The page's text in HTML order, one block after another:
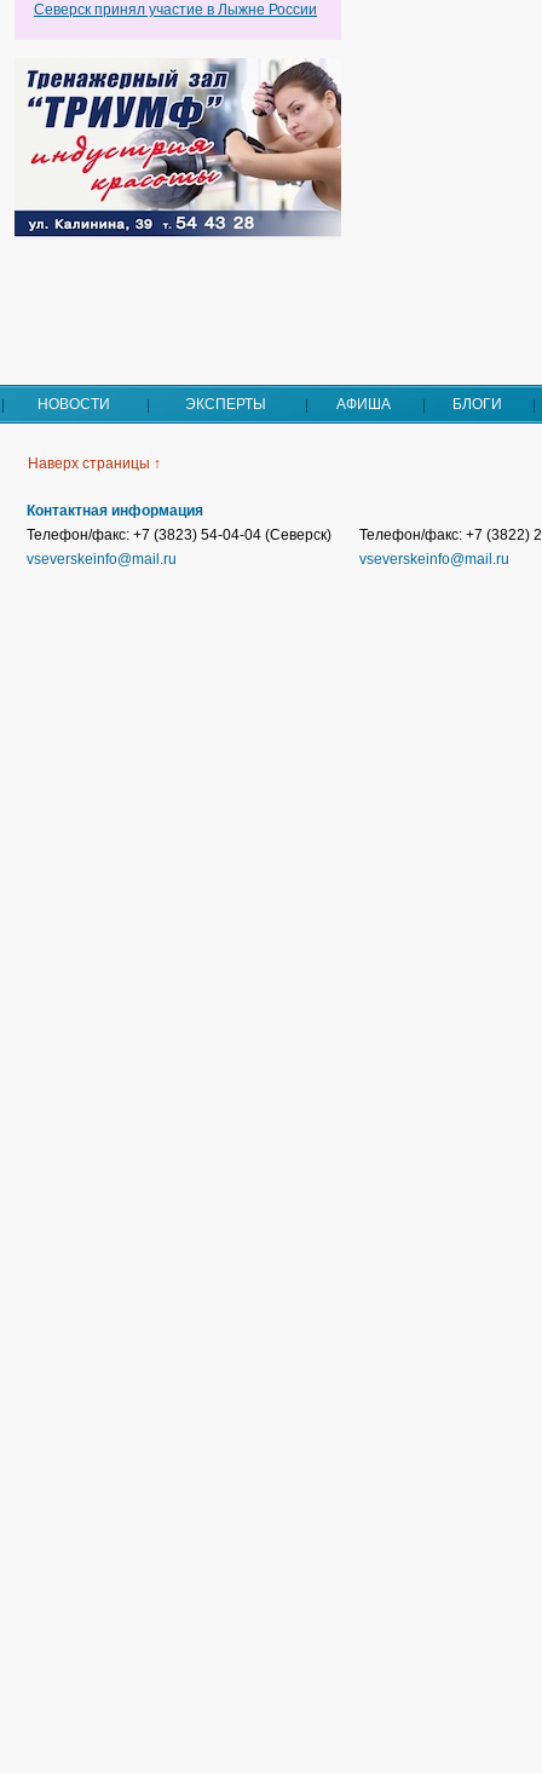
Северск принял участие в Лыжне России
НОВОСТИ ЭКСПЕРТЫ АФИША БЛОГИ
Наверх страницы ↑
Контактная информация
Телефон/факс: +7 (3823) 54-04-04 (Северск)
vseverskeinfo@mail.ru
Телефон/факс: +7 (3822)
vseverskeinfo@mail.ru